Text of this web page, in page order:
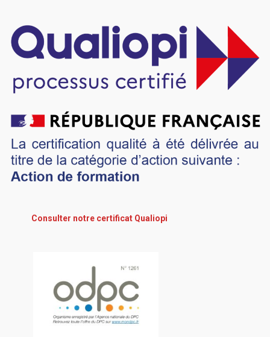
Consulter notre certificat Qualiopi